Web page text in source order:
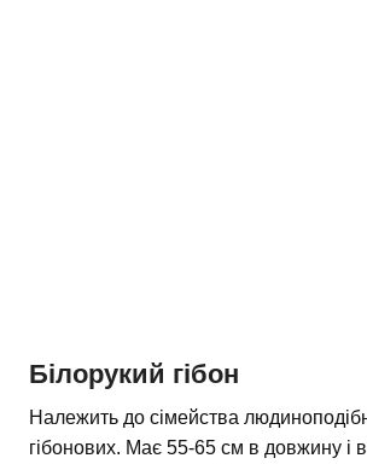
Білорукий гібон
Належить до сімейства
гібонових. Має 55-65 см в довжину і